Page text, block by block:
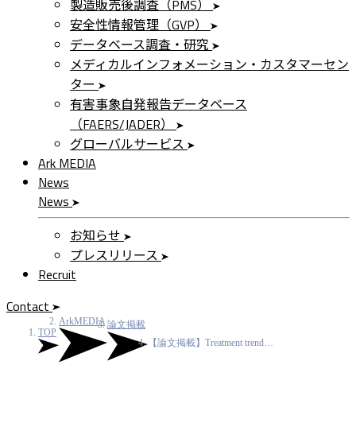
製造販売後調査（PMS）
安全性情報管理（GVP）
データベース調査・研究
メディカルインフォメーション・カスタマーセン
ター
有害事象自発報告データベース
（FAERS/JADER）
グローバルサービス
Ark MEDIA
News
News
お知らせ
プレスリリース
Recruit
Contact
TOP
ArkMEDIA 論文掲載
【論文掲載】Treatment trend…